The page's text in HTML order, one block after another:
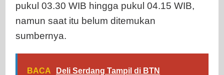
pukul 03.30 WIB hingga pukul 04.15 WIB,
namun saat itu belum ditemukan
sumbernya.
BACA Deli Serdang Tampil di BTN